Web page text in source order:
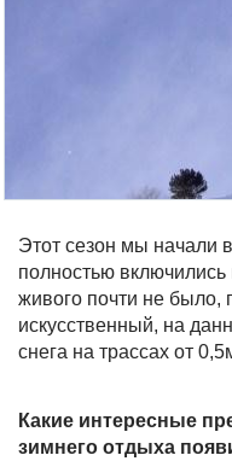
Этот сезон мы начали
полностью включились
живого почти не было,
искусственный, на
снега на трассах от
Какие интересные
зимнего отдыха